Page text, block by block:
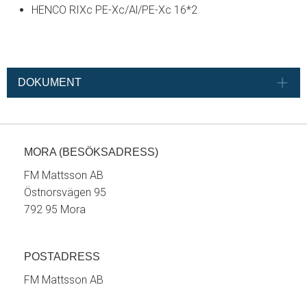
HENCO RIXc PE-Xc/Al/PE-Xc 16*2
DOKUMENT
MORA (BESÖKSADRESS)
FM Mattsson AB
Östnorsvägen 95
792 95 Mora
POSTADRESS
FM Mattsson AB